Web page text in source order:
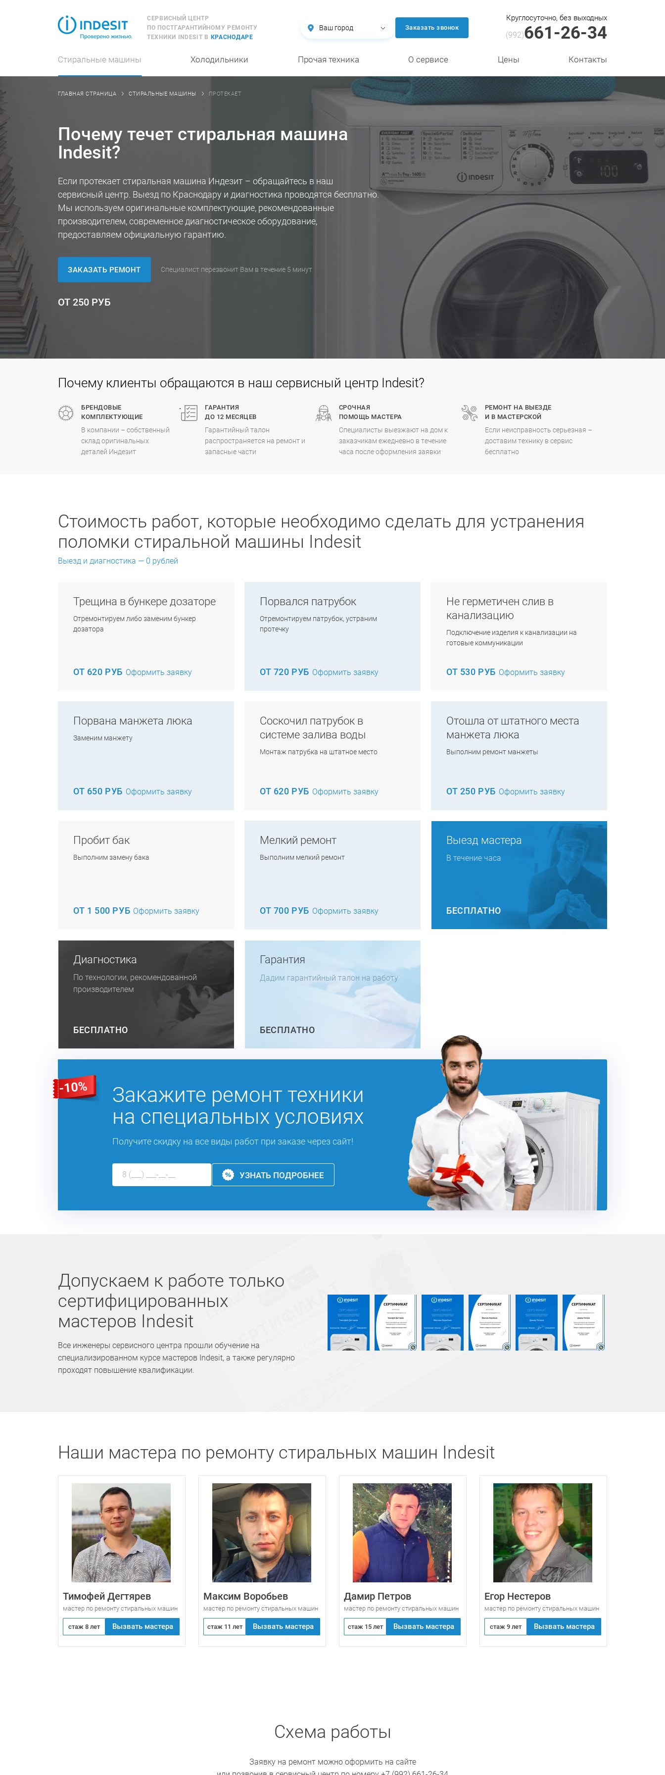
СЕРВИСНЫЙ ЦЕНТР
ПО ПОСТГАРАНТИЙНОМУ РЕМОНТУ
ТЕХНИКИ INDESIT В КРАСНОДАРЕ
Ваш город Заказать звонок
Круглосуточно, без выходных
(992)661-26-34
Стиральные машины Холодильники Прочая техника О сервисе Цены Контакты
ГЛАВНАЯ СТРАНИЦА СТИРАЛЬНЫЕ МАШИНЫ ПРОТЕКАЕТ
Почему течет стиральная машина
Indesit?
Если протекает стиральная машина Индезит – обращайтесь в наш
сервисный центр. Выезд по Краснодару и диагностика проводятся бесплатно.
Мы используем оригинальные комплектующие, рекомендованные
производителем, современное диагностическое оборудование,
предоставляем официальную гарантию.
ЗАКАЗАТЬ РЕМОНТ Специалист перезвонит Вам в течение 5 минут
ОТ 250 РУБ
Почему клиенты обращаются в наш сервисный центр Indesit?
БРЕНДОВЫЕ
КОМПЛЕКТУЮЩИЕ
В компании – собственный
склад оригинальных
деталей Индезит
.
ГАРАНТИЯ
ДО 12 МЕСЯЦЕВ
Гарантийный талон
распространяется на ремонт и
запасные части
СРОЧНАЯ
ПОМОЩЬ МАСТЕРА
Специалисты выезжают на дом к
заказчикам ежедневно в течение
часа после оформления заявки
РЕМОНТ НА ВЫЕЗДЕ
И В МАСТЕРСКОЙ
Если неисправность серьезная –
доставим технику в сервис
бесплатно
Стоимость работ, которые необходимо сделать для устранения
поломки стиральной машины Indesit
Выезд и диагностика — 0 рублей
Трещина в бункере дозаторе
Отремонтируем либо заменим бункер
дозатора
ОТ 620 РУБ Оформить заявку
Порвался патрубок
Отремонтируем патрубок, устраним
протечку
ОТ 720 РУБ Оформить заявку
Не герметичен слив в
канализацию
Подключение изделия к канализации на
готовые коммуникации
ОТ 530 РУБ Оформить заявку
Порвана манжета люка
Заменим манжету
ОТ 650 РУБ Оформить заявку
Соскочил патрубок в
системе залива воды
Монтаж патрубка на штатное место
ОТ 620 РУБ Оформить заявку
Отошла от штатного места
манжета люка
Выполним ремонт манжеты
ОТ 250 РУБ Оформить заявку
Пробит бак
Выполним замену бака
ОТ 1 500 РУБ Оформить заявку
Мелкий ремонт
Выполним мелкий ремонт
ОТ 700 РУБ Оформить заявку
Выезд мастера
В течение часа
БЕСПЛАТНО
Диагностика
По технологии, рекомендованной
производителем
БЕСПЛАТНО
Гарантия
Дадим гарантийный талон на работу
БЕСПЛАТНО
Закажите ремонт техники
на специальных условиях
Получите скидку на все виды работ при заказе через сайт!
УЗНАТЬ ПОДРОБНЕЕ
Допускаем к работе только
сертифицированных
мастеров Indesit
Все инженеры сервисного центра прошли обучение на
специализированном курсе мастеров Indesit, а также регулярно
проходят повышение квалификации.
Наши мастера по ремонту стиральных машин Indesit
Тимофей Дегтярев
мастер по ремонту стиральных машин
стаж 8 лет Вызвать мастера
Максим Воробьев
мастер по ремонту стиральных машин
стаж 11 лет Вызвать мастера
Дамир Петров
мастер по ремонту стиральных машин
стаж 15 лет Вызвать мастера
Егор Нестеров
мастер по ремонту стиральных машин
стаж 9 лет Вызвать мастера
Схема работы
Заявку на ремонт можно оформить на сайте